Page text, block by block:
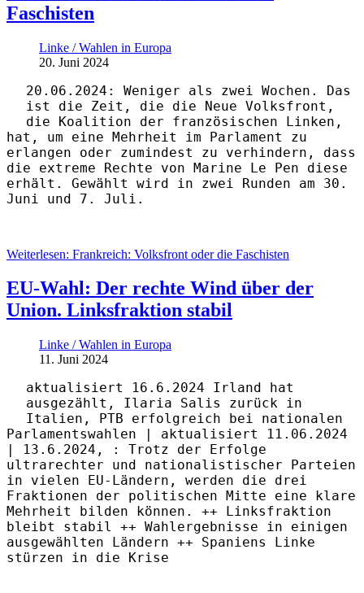
Faschisten
Linke / Wahlen in Europa
20. Juni 2024
20.06.2024: Weniger als zwei Wochen. Das
ist die Zeit, die die Neue Volksfront,
die Koalition der französischen Linken,
hat, um eine Mehrheit im Parlament zu
erlangen oder zumindest zu verhindern, dass
die extreme Rechte von Marine Le Pen diese
erhält. Gewählt wird in zwei Runden am 30.
Juni und 7. Juli.
Weiterlesen: Frankreich: Volksfront oder die Faschisten
EU-Wahl: Der rechte Wind über der
Union. Linksfraktion stabil
Linke / Wahlen in Europa
11. Juni 2024
aktualisiert
16.6.2024 Irland hat
ausgezählt, Ilaria Salis zurück in
Italien, PTB erfolgreich bei nationalen
Parlamentswahlen | aktualisiert
11.06.2024
| 13.6.2024, : Trotz der Erfolge
ultrarechter und nationalistischer Parteien
in vielen EU-Ländern, werden die drei
Fraktionen der politischen Mitte eine klare
Mehrheit bilden können. ++ Linksfraktion
bleibt stabil ++ Wahlergebnisse in einigen
ausgewählten Ländern ++ Spaniens Linke
stürzen in die Krise